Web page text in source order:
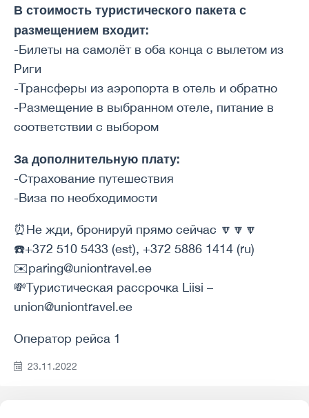
В стоимость туристического пакета с
размещением входит:
-Билеты на самолёт в оба конца с вылетом из
Риги
-Трансферы из аэропорта в отель и обратно
-Размещение в выбранном отеле, питание в
соответствии с выбором
За дополнительную плату:
-Страхование путешествия
-Виза по необходимости
⏰Не жди, бронируй прямо сейчас 🔽🔽🔽
☎️+372 510 5433 (est), +372 5886 1414 (ru)
✉️paring@uniontravel.ee
💸Туристическая рассрочка Liisi –
union@uniontravel.ee
Оператор рейса 1
23.11.2022